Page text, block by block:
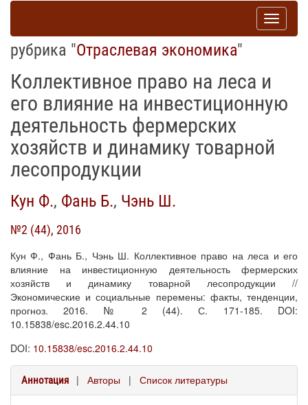
Toggle
рубрика "Отраслевая экономика"
Коллективное право на леса и
его влияние на инвестиционную
деятельность фермерских
хозяйств и динамику товарной
лесопродукции
Кун Ф., Фань Б., Чэнь Ш.
№2 (44), 2016
Кун Ф., Фань Б., Чэнь Ш. Коллективное право на леса и его
влияние на инвестиционную деятельность фермерских
хозяйств и динамику товарной лесопродукции //
Экономические и социальные перемены: факты, тенденции,
прогноз. 2016. № 2 (44). С. 171-185. DOI:
10.15838/esc.2016.2.44.10
DOI: 10.15838/esc.2016.2.44.10
Аннотация | Авторы | Список литературы